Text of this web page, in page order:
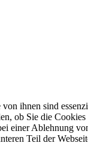
ihnen sind
ob Sie die
einer Ablehnung
Teil der